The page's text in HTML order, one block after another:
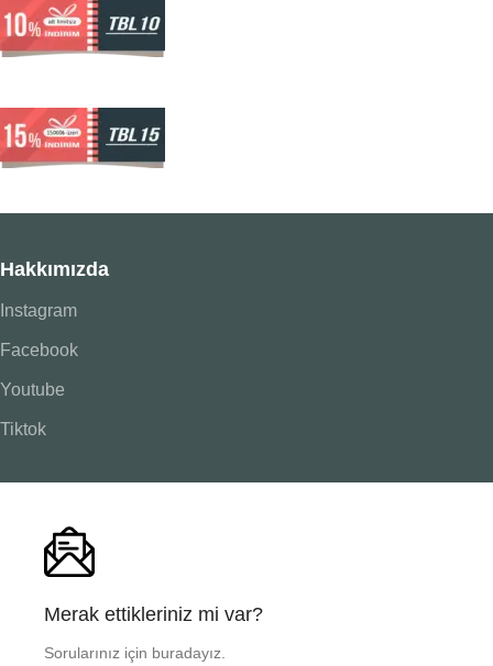
Hakkımızda
Instagram
Facebook
Youtube
Tiktok
Merak ettikleriniz mi var?
Sorularınız için buradayız.